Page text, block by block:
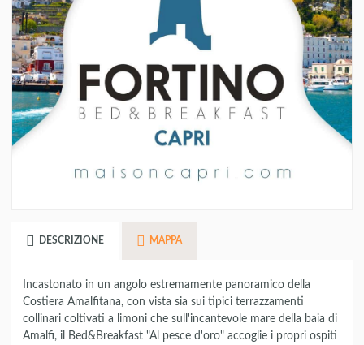
DESCRIZIONE MAPPA
Incastonato in un angolo estremamente panoramico della
Costiera Amalfitana, con vista sia sui tipici terrazzamenti
collinari coltivati a limoni che sull'incantevole mare della baia di
Amalfi, il Bed&Breakfast "Al pesce d'oro" accoglie i propri ospiti